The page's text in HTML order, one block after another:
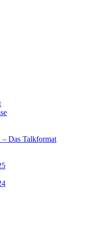
Das Talkformat